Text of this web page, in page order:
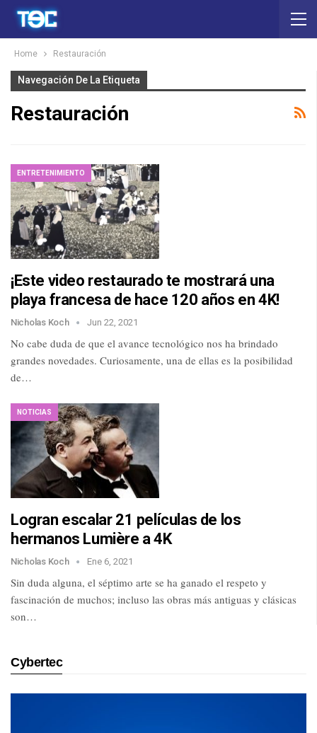
Home Restauración
Navegación De La Etiqueta
Restauración
ENTRETENIMIENTO
¡Este video restaurado te mostrará una
playa francesa de hace 120 años en 4K!
Nicholas Koch Jun 22, 2021
No cabe duda de que el avance tecnológico nos ha brindado
grandes novedades. Curiosamente, una de ellas es la posibilidad
de…
NOTICIAS
Logran escalar 21 películas de los
hermanos Lumière a 4K
Nicholas Koch Ene 6, 2021
Sin duda alguna, el séptimo arte se ha ganado el respeto y
fascinación de muchos; incluso las obras más antiguas y clásicas
son…
Cybertec